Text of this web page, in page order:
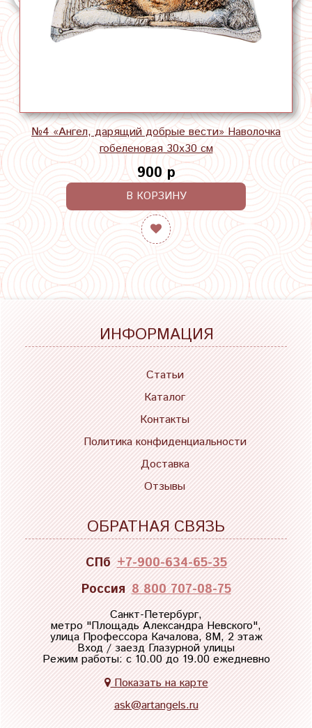
№4 «Ангел, дарящий добрые вести» Наволочка
гобеленовая 30х30 см
900 р
В КОРЗИНУ
ИНФОРМАЦИЯ
Статьи
Каталог
Контакты
Политика конфиденциальности
Доставка
Отзывы
ОБРАТНАЯ СВЯЗЬ
СПб +7-900-634-65-35
Россия 8 800 707-08-75
Санкт-Петербург,
метро "Площадь Александра Невского",
улица Профессора Качалова, 8М, 2 этаж
Вход / заезд Глазурной улицы
Режим работы: с 10.00 до 19.00 ежедневно
Показать на карте
ask@artangels.ru